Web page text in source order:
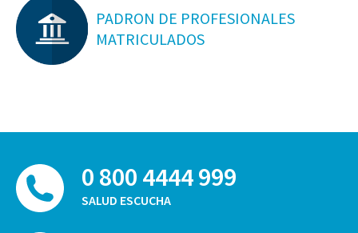
PADRON DE PROFESIONALES
MATRICULADOS
0 800 4444 999
SALUD ESCUCHA